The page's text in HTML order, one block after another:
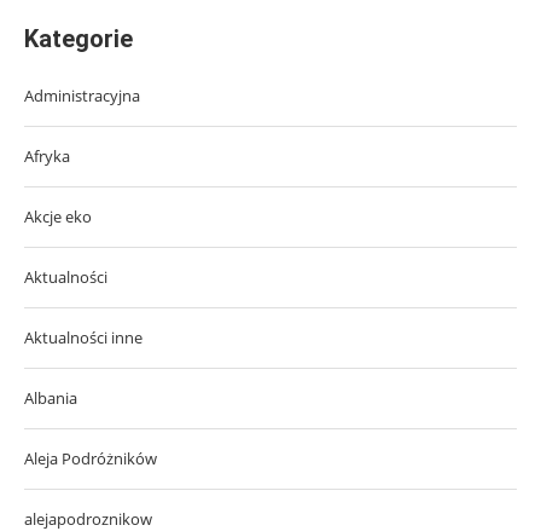
Kategorie
Administracyjna
Afryka
Akcje eko
Aktualności
Aktualności inne
Albania
Aleja Podróżników
alejapodroznikow